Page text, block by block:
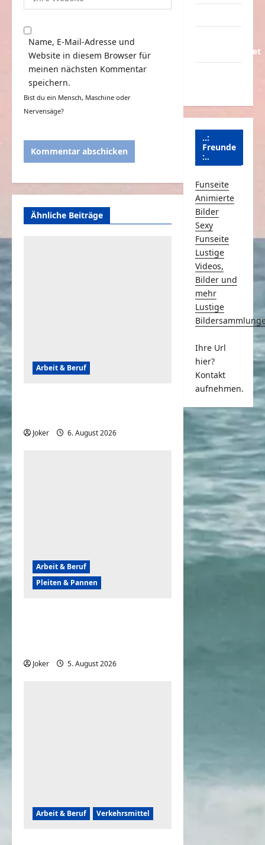
Name, E-Mail-Adresse und
Website in diesem Browser für
meinen nächsten Kommentar
speichern.
Bist du ein Mensch, Maschine oder
Nervensäge?
Ähnliche Beiträge
Arbeit & Beruf
Joker 6. August 2026
Arbeit & Beruf
Pleiten & Pannen
Joker 5. August 2026
Arbeit & Beruf Verkehrsmittel
Schmunzeln.net
..:
Freunde
:..
Funseite
Animierte
Bilder
Sexy
Funseite
Lustige
Videos,
Bilder und
mehr
Lustige
Ihre Url
hier?
Kontakt
aufnehmen.